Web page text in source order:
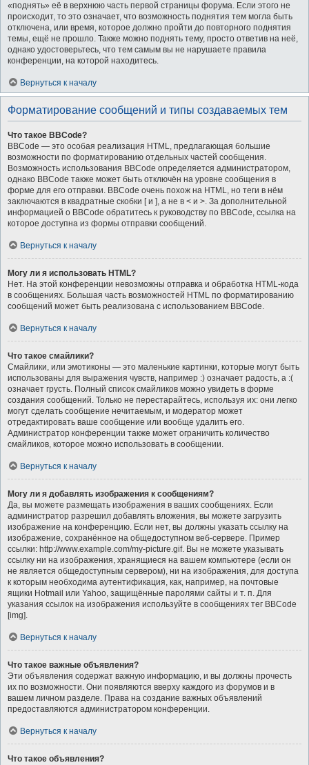
«поднять» её в верхнюю часть первой страницы форума. Если этого не
происходит, то это означает, что возможность поднятия тем могла быть
отключена, или время, которое должно пройти до повторного поднятия
темы, ещё не прошло. Также можно поднять тему, просто ответив на неё,
однако удостоверьтесь, что тем самым вы не нарушаете правила
конференции, на которой находитесь.
Вернуться к началу
Форматирование сообщений и типы создаваемых тем
Что такое BBCode?
BBCode — это особая реализация HTML, предлагающая большие
возможности по форматированию отдельных частей сообщения.
Возможность использования BBCode определяется администратором,
однако BBCode также может быть отключён на уровне сообщения в
форме для его отправки. BBCode очень похож на HTML, но теги в нём
заключаются в квадратные скобки [ и ], а не в < и >. За дополнительной
информацией о BBCode обратитесь к руководству по BBCode, ссылка на
которое доступна из формы отправки сообщений.
Вернуться к началу
Могу ли я использовать HTML?
Нет. На этой конференции невозможны отправка и обработка HTML-кода
в сообщениях. Большая часть возможностей HTML по форматированию
сообщений может быть реализована с использованием BBCode.
Вернуться к началу
Что такое смайлики?
Смайлики, или эмотиконы — это маленькие картинки, которые могут быть
использованы для выражения чувств, например :) означает радость, а :(
означает грусть. Полный список смайликов можно увидеть в форме
создания сообщений. Только не перестарайтесь, используя их: они легко
могут сделать сообщение нечитаемым, и модератор может
отредактировать ваше сообщение или вообще удалить его.
Администратор конференции также может ограничить количество
смайликов, которое можно использовать в сообщении.
Вернуться к началу
Могу ли я добавлять изображения к сообщениям?
Да, вы можете размещать изображения в ваших сообщениях. Если
администратор разрешил добавлять вложения, вы можете загрузить
изображение на конференцию. Если нет, вы должны указать ссылку на
изображение, сохранённое на общедоступном веб-сервере. Пример
ссылки: http://www.example.com/my-picture.gif. Вы не можете указывать
ссылку ни на изображения, хранящиеся на вашем компьютере (если он
не является общедоступным сервером), ни на изображения, для доступа
к которым необходима аутентификация, как, например, на почтовые
ящики Hotmail или Yahoo, защищённые паролями сайты и т. п. Для
указания ссылок на изображения используйте в сообщениях тег BBCode
[img].
Вернуться к началу
Что такое важные объявления?
Эти объявления содержат важную информацию, и вы должны прочесть
их по возможности. Они появляются вверху каждого из форумов и в
вашем личном разделе. Права на создание важных объявлений
предоставляются администратором конференции.
Вернуться к началу
Что такое объявления?